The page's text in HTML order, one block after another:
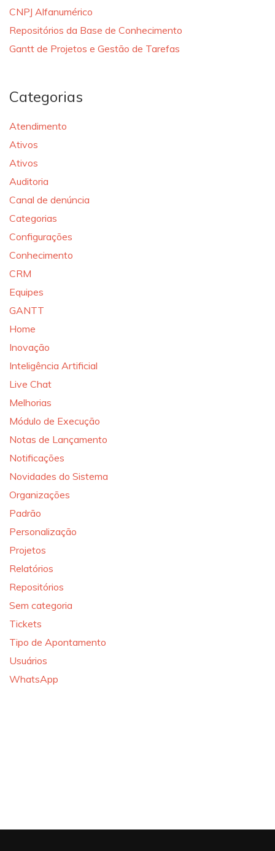
CNPJ Alfanumérico
Repositórios da Base de Conhecimento
Gantt de Projetos e Gestão de Tarefas
Categorias
Atendimento
Ativos
Ativos
Auditoria
Canal de denúncia
Categorias
Configurações
Conhecimento
CRM
Equipes
GANTT
Home
Inovação
Inteligência Artificial
Live Chat
Melhorias
Módulo de Execução
Notas de Lançamento
Notificações
Novidades do Sistema
Organizações
Padrão
Personalização
Projetos
Relatórios
Repositórios
Sem categoria
Tickets
Tipo de Apontamento
Usuários
WhatsApp